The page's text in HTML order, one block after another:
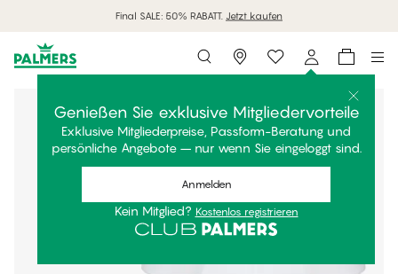
Final SALE: 50% RABATT. Jetzt kaufen
Storefinder
Genießen Sie exklusive Mitgliedervorteile
Exklusive Mitgliederpreise, Passform-Beratung und
persönliche Angebote – nur wenn Sie eingeloggt sind.
Anmelden
Kein Mitglied? Kostenlos registrieren